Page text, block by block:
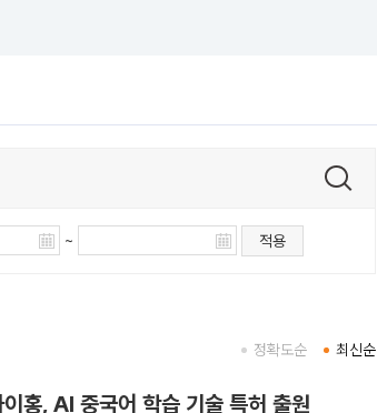
~ 적용
최신순
정확도순
홍, AI 중국어 학습 기술 특허 출원